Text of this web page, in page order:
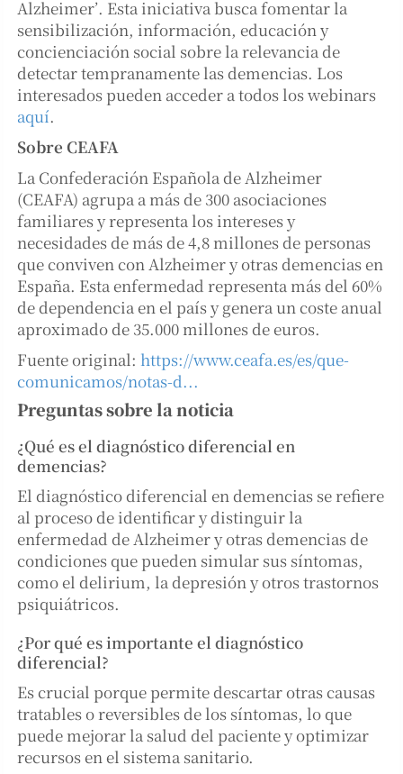
Alzheimer’. Esta iniciativa busca fomentar la
sensibilización, información, educación y
concienciación social sobre la relevancia de
detectar tempranamente las demencias. Los
interesados pueden acceder a todos los webinars
aquí.
Sobre CEAFA
La Confederación Española de Alzheimer
(CEAFA) agrupa a más de 300 asociaciones
familiares y representa los intereses y
necesidades de más de 4,8 millones de personas
que conviven con Alzheimer y otras demencias en
España. Esta enfermedad representa más del 60%
de dependencia en el país y genera un coste anual
aproximado de 35.000 millones de euros.
Fuente original: https://www.ceafa.es/es/que-
comunicamos/notas-d...
Preguntas sobre la noticia
¿Qué es el diagnóstico diferencial en
demencias?
El diagnóstico diferencial en demencias se refiere
al proceso de identificar y distinguir la
enfermedad de Alzheimer y otras demencias de
condiciones que pueden simular sus síntomas,
como el delirium, la depresión y otros trastornos
psiquiátricos.
¿Por qué es importante el diagnóstico
diferencial?
Es crucial porque permite descartar otras causas
tratables o reversibles de los síntomas, lo que
puede mejorar la salud del paciente y optimizar
recursos en el sistema sanitario.